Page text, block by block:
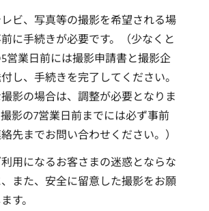
ビ、写真等の撮影を希望される場
に手続きが必要です。（少なくと
営業日前には撮影申請書と撮影企
し、手続きを完了してください。
影の場合は、調整が必要となりま
影の7営業日前までには必ず事前
先までお問い合わせください。）
用になるお客さまの迷惑とならな
また、安全に留意した撮影をお願
す。